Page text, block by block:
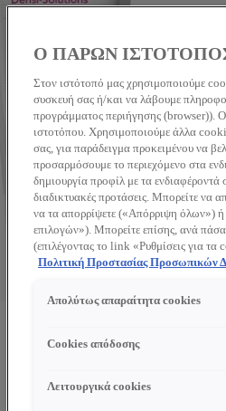
Ο ΠΑΡΩΝ
Στον ιστότοπό μας χρησιμοποιούμε
συσκευή σας ή/και να λάβουμε
προγράμματος περιήγησης (browser)).
ιστοτόπου. Χρησιμοποιούμε άλλα
σας, για παράδειγμα προκειμένου να
προσαρμόσουμε το περιεχόμενο στα
δημιουργία προφίλ με τα ενδιαφέροντά
διαδικτυακές προτάσεις. Μπορείτε να
να τα απορρίψετε («Απόρριψη όλων») ή
επιλογών»). Μπορείτε επίσης, ανά πάσα
(επιλέγοντας το link «Ρυθμίσεις για τα
Πολιτική Προστασίας Προσωπικών
Απολύτως απαραίτητα cookies
Cookies απόδοσης
Λειτουργικά cookies